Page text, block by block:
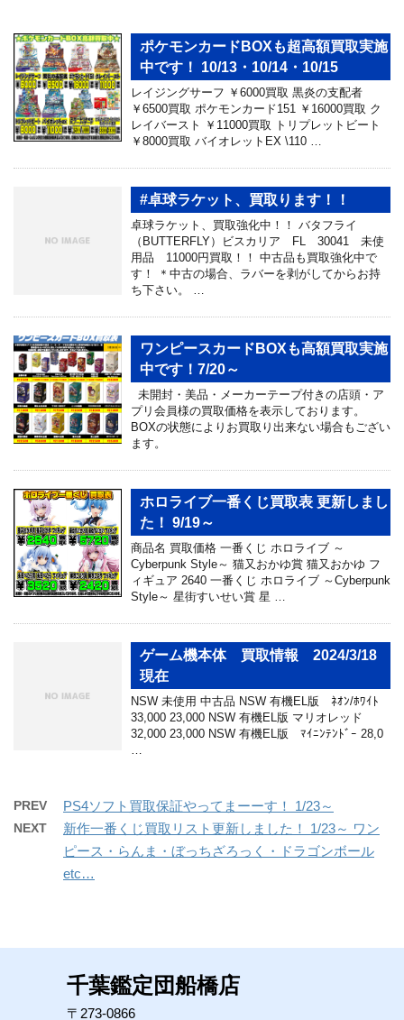
ポケモンカードBOXも超高額買取実施
中です！ 10/13・10/14・10/15
レイジングサーフ ￥6000買取 黒炎の支配者
￥6500買取 ポケモンカード151 ￥16000買取 ク
レイバースト ￥11000買取 トリプレットビート
￥8000買取 バイオレットEX \110 …
#卓球ラケット、買取ります！！
卓球ラケット、買取強化中！！ バタフライ
（BUTTERFLY）ビスカリア FL 30041 未使
用品 11000円買取！！ 中古品も買取強化中で
す！ ＊中古の場合、ラバーを剥がしてからお持
ち下さい。 …
ワンピースカードBOXも高額買取実施
中です！7/20～
未開封・美品・メーカーテープ付きの店頭・ア
プリ会員様の買取価格を表示しております。
BOXの状態によりお買取り出来ない場合もござい
ます。
ホロライブ一番くじ買取表 更新しまし
た！ 9/19～
商品名 買取価格 一番くじ ホロライブ ～
Cyberpunk Style～ 猫又おかゆ賞 猫又おかゆ フ
ィギュア 2640 一番くじ ホロライブ ～Cyberpunk
Style～ 星街すいせい賞 星 …
ゲーム機本体 買取情報 2024/3/18
現在
NSW 未使用 中古品 NSW 有機EL版 ﾈｵﾝ/ﾎﾜｲﾄ
33,000 23,000 NSW 有機EL版 マリオレッド
32,000 23,000 NSW 有機EL版 ﾏｲﾆﾝﾃﾝﾄﾞｰ 28,0
PREV PS4ソフト買取保証やってまーーす！ 1/23～
NEXT
新作一番くじ買取リスト更新しました！ 1/23～ ワン
ピース・らんま・ぼっちざろっく・ドラゴンボール
etc…
千葉鑑定団船橋店
〒273-0866